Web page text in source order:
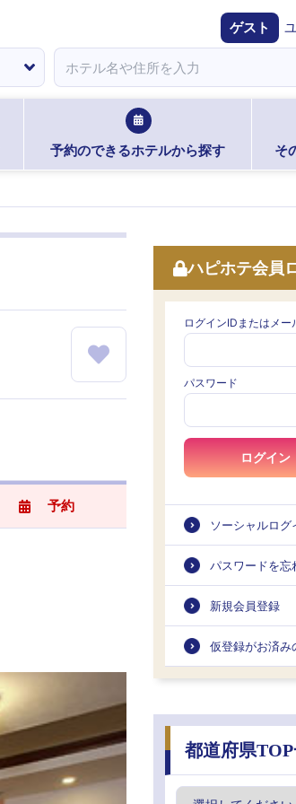
ゲスト
予約のできるホテルから探す そ
予約
ハピホテ会員
ログインIDまたはメー
パスワード
ログイン
ソーシャルログ
パスワードを忘
新規会員登録
仮登録がお済み
都道府県